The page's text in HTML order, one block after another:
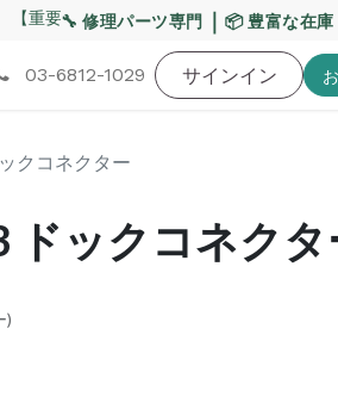
【重要】熊本地震・お盆期間の配送への影
🔧 修理パーツ専門 ｜ 📦 豊富な在庫
機 バッテリー 工具・備品 特価品
03-6812-1029 サインイン
クコネクター
ドックコネクタ
)